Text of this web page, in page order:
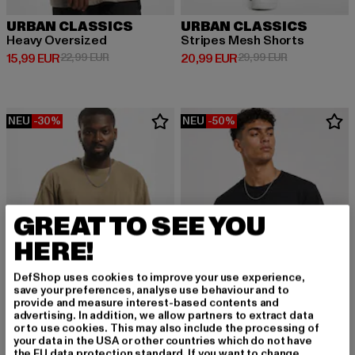
URBAN CLASSICS
Heavy Oversized
15,99 EUR
Derzeitiger Preis: 15,99 EUR
22,99 EURAktionspreis: 22,99 EUR
URBAN CLASSICS
Stripes Mesh Shorts
20,99 EUR
Derzeitiger Preis: 20,99 EUR
29,99 EURAktionspreis:
NEU -30%
URBAN CLASSICS
NEU -50%
GREAT TO SEE YOU
HERE!
DefShop uses cookies to improve your use experience,
save your preferences, analyse use behaviour and to
provide and measure interest-based contents and
advertising. In addition, we allow partners to extract data
or to use cookies. This may also include the processing of
your data in the USA or other countries which do not have